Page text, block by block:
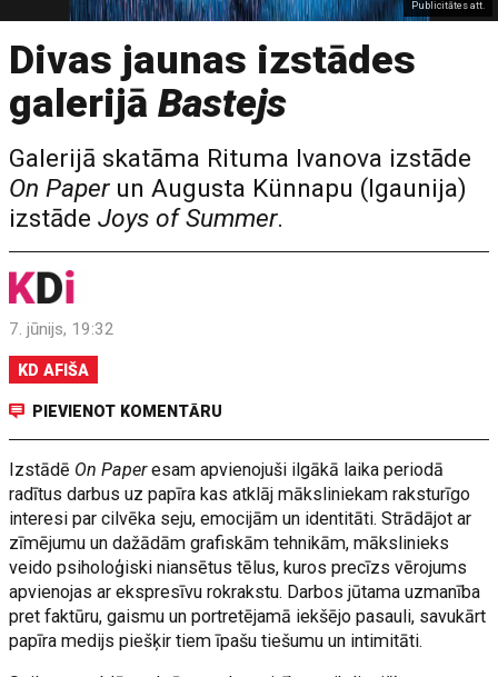
Publicitātes att.
Divas jaunas izstādes
galerijāBastejs
Galerijā skatāma Rituma Ivanova izstāde
On Paperun Augusta Künnapu (Igaunija)
izstādeJoys of Summer.
7. jūnijs, 19:32
KD AFIŠA
PIEVIENOT KOMENTĀRU
Izstādē On Paperesam apvienojuši ilgākā laika periodā
radītus darbus uz papīra kas atklāj māksliniekam raksturīgo
interesi par cilvēka seju, emocijām un identitāti. Strādājot ar
zīmējumu un dažādām grafiskām tehnikām, mākslinieks
veido psiholoģiski niansētus tēlus, kuros precīzs vērojums
apvienojas ar ekspresīvu rokrakstu. Darbos jūtama uzmanība
pret faktūru, gaismu un portretējamā iekšējo pasauli, savukārt
papīra medijs piešķir tiem īpašu tiešumu un intimitāti.